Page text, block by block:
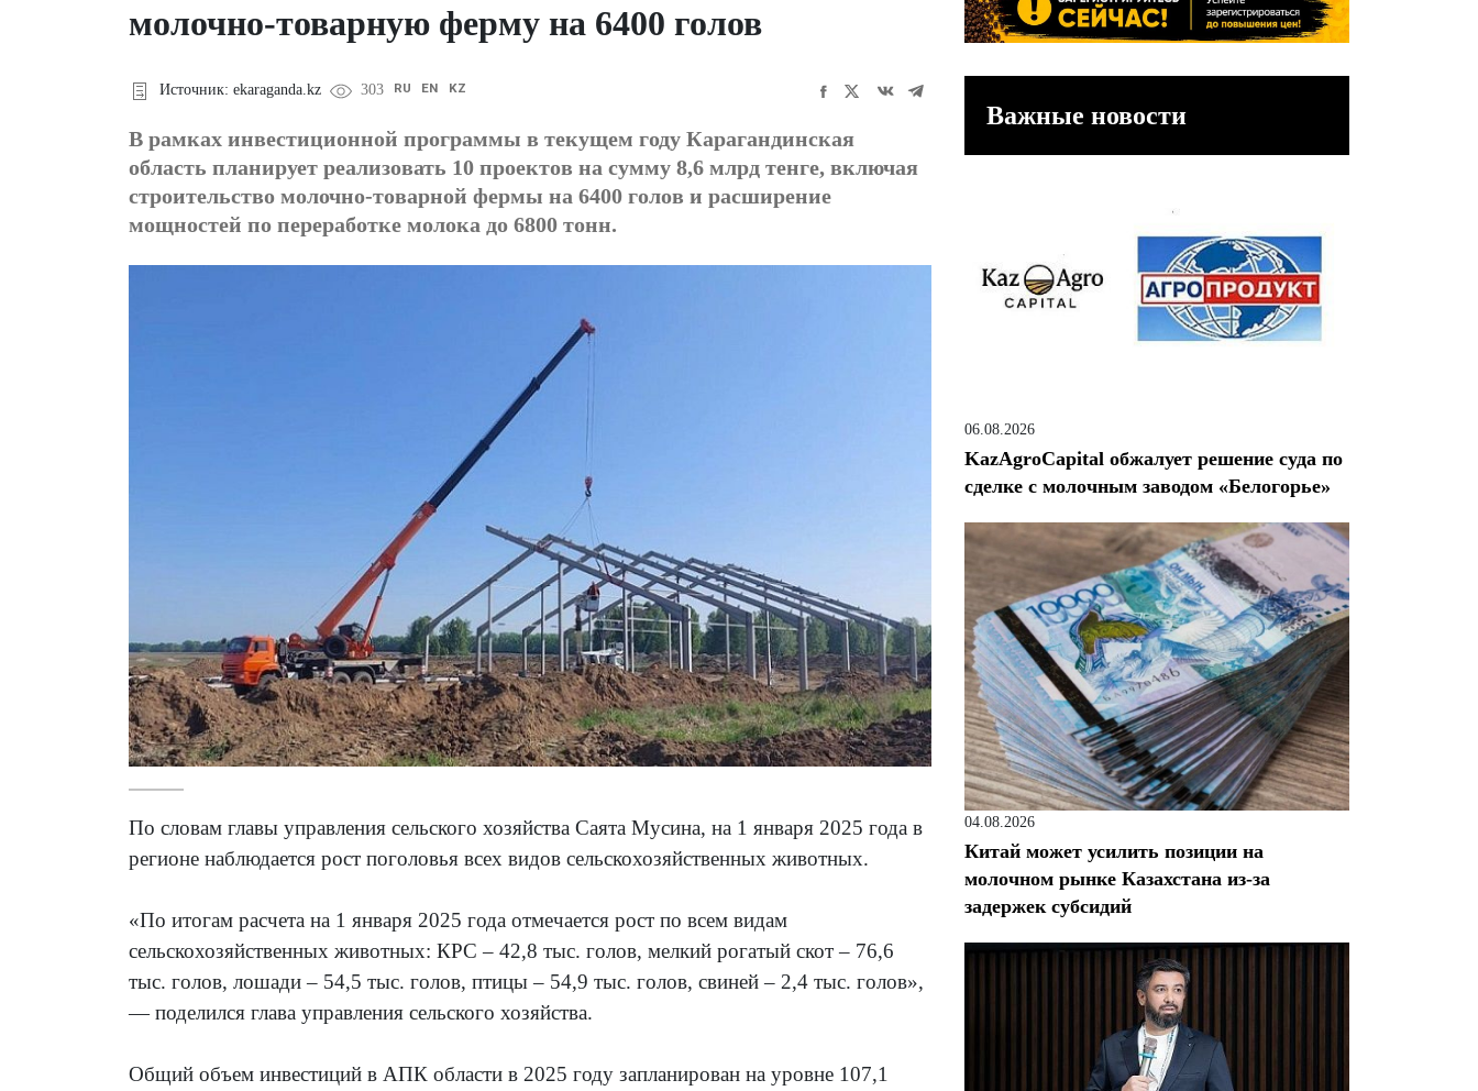
молочно-товарную ферму на 6400 голов
Источник: ekaraganda.kz 303 RU EN KZ
В рамках инвестиционной программы в текущем году Карагандинская
область планирует реализовать 10 проектов на сумму 8,6 млрд тенге, включая
строительство молочно-товарной фермы на 6400 голов и расширение
мощностей по переработке молока до 6800 тонн.
По словам главы управления сельского хозяйства Саята Мусина, на 1 января 2025 года в
регионе наблюдается рост поголовья всех видов сельскохозяйственных животных.
«По итогам расчета на 1 января 2025 года отмечается рост по всем видам
сельскохозяйственных животных: КРС – 42,8 тыс. голов, мелкий рогатый скот – 76,6
тыс. голов, лошади – 54,5 тыс. голов, птицы – 54,9 тыс. голов, свиней – 2,4 тыс. голов»,
— поделился глава управления сельского хозяйства.
Общий объем инвестиций в АПК области в 2025 году запланирован на уровне 107,1
Важные новости
06.08.2026
KazAgroCapital обжалует решение суда по
сделке с молочным заводом «Белогорье»
04.08.2026
Китай может усилить позиции на
молочном рынке Казахстана из-за
задержек субсидий